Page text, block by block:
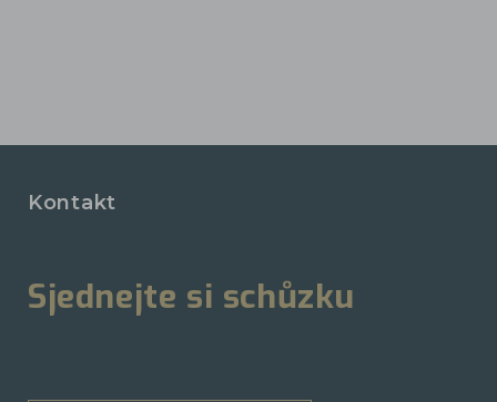
Kontakt
Sjednejte si schůzku